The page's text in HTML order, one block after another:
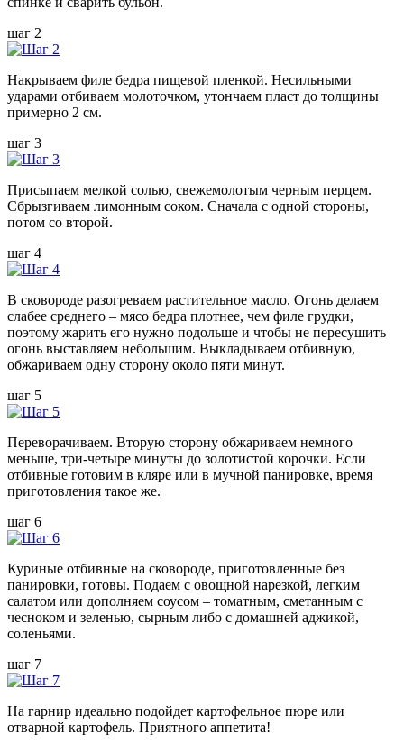
шаг 2
Накрываем филе бедра пищевой пленкой. Несильными
ударами отбиваем молоточком, утончаем пласт до толщины
примерно 2 см.
шаг 3
Присыпаем мелкой солью, свежемолотым черным перцем.
Сбрызгиваем лимонным соком. Сначала с одной стороны,
потом со второй.
шаг 4
В сковороде разогреваем растительное масло. Огонь делаем
слабее среднего – мясо бедра плотнее, чем филе грудки,
поэтому жарить его нужно подольше и чтобы не пересушить
огонь выставляем небольшим. Выкладываем отбивную,
обжариваем одну сторону около пяти минут.
шаг 5
Переворачиваем. Вторую сторону обжариваем немного
меньше, три-четыре минуты до золотистой корочки. Если
отбивные готовим в кляре или в мучной панировке, время
приготовления такое же.
шаг 6
Куриные отбивные на сковороде, приготовленные без
панировки, готовы. Подаем с овощной нарезкой, легким
салатом или дополняем соусом – томатным, сметанным с
чесноком и зеленью, сырным либо с домашней аджикой,
соленьями.
шаг 7
На гарнир идеально подойдет картофельное пюре или
отварной картофель. Приятного аппетита!